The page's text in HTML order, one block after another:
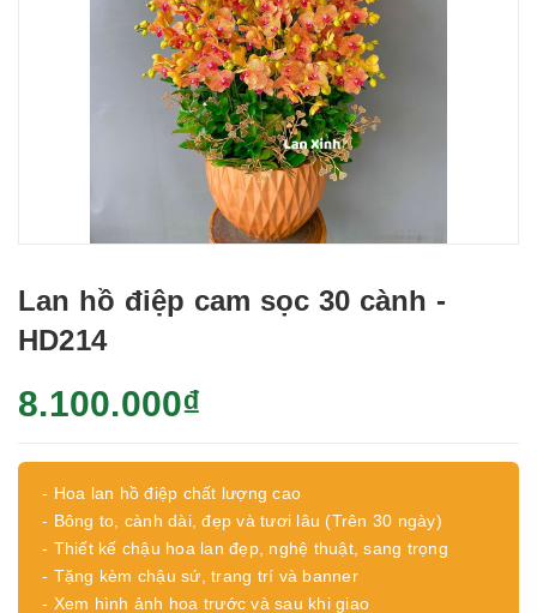
Lan hồ điệp cam sọc 30 cành -
HD214
8.100.000₫
- Hoa lan hồ điệp chất lượng cao
- Bông to, cành dài, đẹp và tươi lâu (Trên 30 ngày)
- Thiết kế chậu hoa lan đẹp, nghệ thuật, sang trọng
- Tặng kèm chậu sứ, trang trí và banner
- Xem hình ảnh hoa trước và sau khi giao